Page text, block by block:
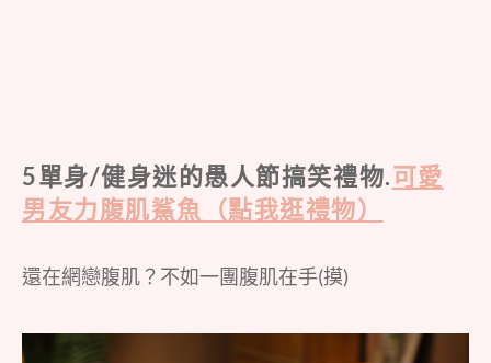
5單身/健身迷的愚人節搞笑禮物.可愛
男友力腹肌鯊魚（點我逛禮物）
還在網戀腹肌？不如一團腹肌在手(摸)